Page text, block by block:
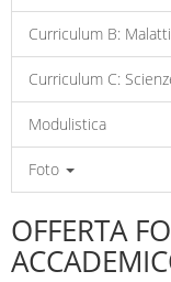
Curriculum B:
Curriculum C:
Modulistica
Foto
OFFERTA